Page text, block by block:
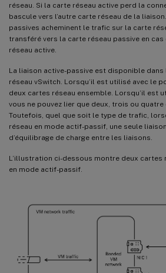
réseau. Si la carte réseau active perd la
bascule vers l’autre carte réseau de la
passives acheminent le trafic sur la carte
transféré vers la carte réseau passive en
réseau active.
La liaison active-passive est disponible
réseau vSwitch. Lorsqu’il est utilisé avec le
deux cartes réseau ensemble. Lorsqu’il est
vous ne pouvez lier que deux, trois ou quatre
Toutefois, quel que soit le type de trafic,
réseau en mode actif-passif, une seule
d’équilibrage de charge entre les liaisons.
L’illustration ci-dessous montre deux cartes
en mode actif-passif.